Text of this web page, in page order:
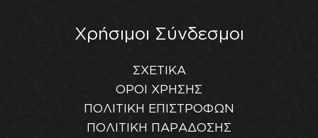
Χρήσιμοι Σύνδεσμοι
ΣΧΕΤΙΚΑ
ΟΡΟΙ ΧΡΗΣΗΣ
ΠΟΛΙΤΙΚΗ ΕΠΙΣΤΡΟΦΩΝ
ΠΟΛΙΤΙΚΗ ΠΑΡΑΔΟΣΗΣ